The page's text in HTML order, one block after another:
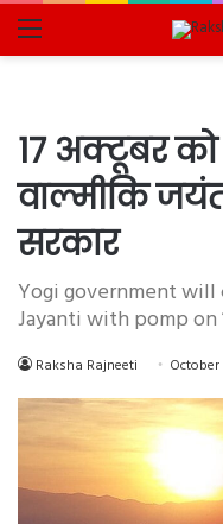
Menu
17 अक्टूबर
वाल्मीकि
सरकार
Yogi government will
Jayanti with pomp
Raksha Rajneeti October